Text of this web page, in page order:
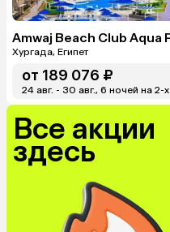
Хургада, Египет
от 189 076 ₽
24 авг. - 30 авг., 6 ночей на 2-x
Все акции
здесь